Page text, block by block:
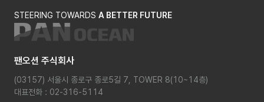
STEERING TOWARDS A BETTER FUTURE
팬오션 주식회사
(03157) 서울시 종로구 종로5길 7, TOWER 8(10~14층)
대표전화 : 02-316-5114